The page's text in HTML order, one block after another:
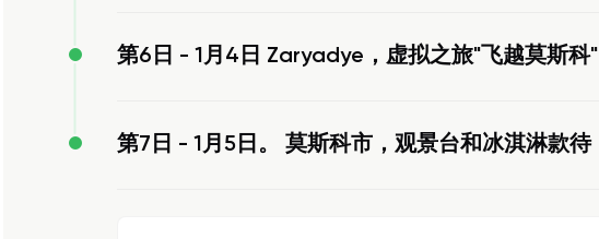
第6日 - 1月4日 Zaryadye，虚拟之旅"飞越莫斯科"
第7日 - 1月5日。 莫斯科市，观景台和冰淇淋款待